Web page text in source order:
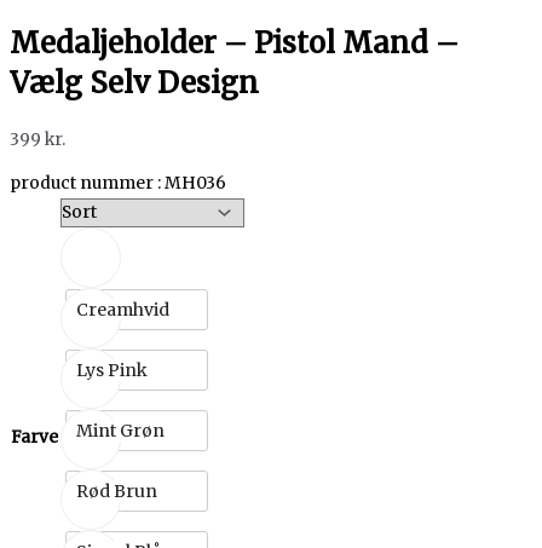
Medaljeholder – Pistol Mand –
Vælg Selv Design
399 kr.
product nummer : MH036
Farve
Creamhvid
Lys Pink
Mint Grøn
Rød Brun